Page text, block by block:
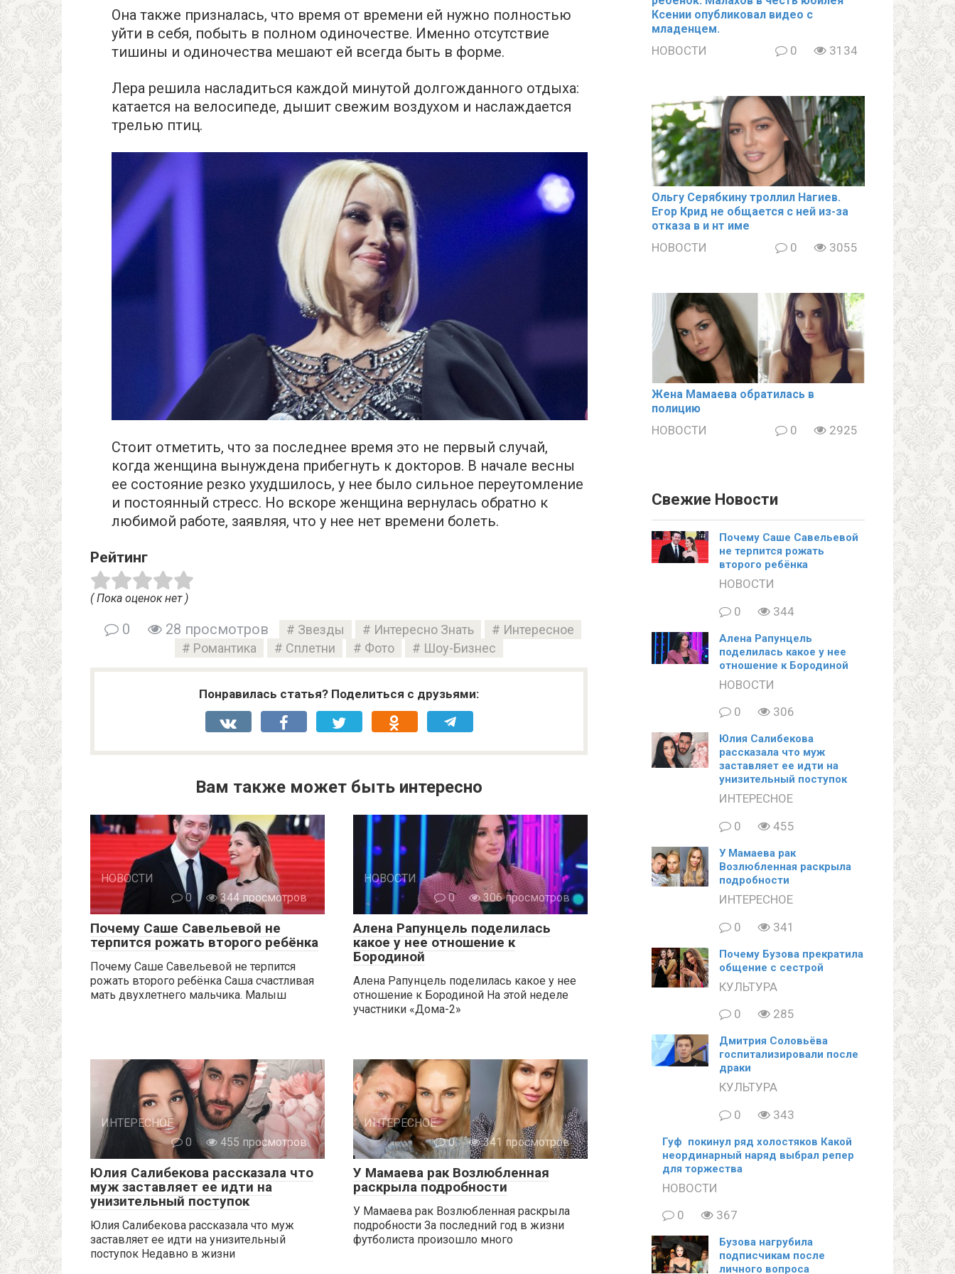
Она также призналась, что время от времени ей нужно полностью
уйти в себя, побыть в полном одиночестве. Именно отсутствие
тишины и одиночества мешают ей всегда быть в форме.
Лера решила насладиться каждой минутой долгожданного отдыха:
катается на велосипеде, дышит свежим воздухом и наслаждается
трелью птиц.
Стоит отметить, что за последнее время это не первый случай,
когда женщина вынуждена прибегнуть к докторов. В начале весны
ее состояние резко ухудшилось, у нее было сильное переутомление
и постоянный стресс. Но вскоре женщина вернулась обратно к
любимой работе, заявляя, что у нее нет времени болеть.
Рейтинг
( Пока оценок нет )
0 28 просмотров Звезды Интересно Знать
Интересное
Романтика
Сплетни Фото Шоу-Бизнес
Понравилась статья? Поделиться с друзьями:
Вам также может быть интересно
НОВОСТИ
0
344 просмотров
Почему Саше Савельевой не
терпится рожать второго ребёнка
Почему Саше Савельевой не терпится
рожать второго ребёнка Саша счастливая
мать двухлетнего мальчика. Малыш
НОВОСТИ
0
306 просмотров
Алена Рапунцель поделилась
какое у нее отношение к
Бородиной
Алена Рапунцель поделилась какое у нее
отношение к Бородиной На этой неделе
участники «Дома-2»
ИНТЕРЕСНОЕ
0
455 просмотров
Юлия Салибекова рассказала что
муж заставляет ее идти на
унизительный поступок
Юлия Салибекова рассказала что муж
заставляет ее идти на унизительный
поступок Недавно в жизни
ИНТЕРЕСНОЕ
0
341 просмотров
У Мамаева рак Возлюбленная
раскрыла подробности
У Мамаева рак Возлюбленная раскрыла
подробности За последний год в жизни
футболиста произошло много
Ксении опубликовал видео с
младенцем.
НОВОСТИ 0 3134
Ольгу Серябкину троллил Нагиев.
Егор Крид не общается с ней из-за
отказа в и нт име
НОВОСТИ 0 3055
Жена Мамаева обратилась в
полицию
НОВОСТИ 0 2925
Свежие Новости
Почему Саше Савельевой
не терпится рожать
второго ребёнка
НОВОСТИ
0
344
Алена Рапунцель
поделилась какое у нее
отношение к Бородиной
НОВОСТИ
0
306
Юлия Салибекова
рассказала что муж
заставляет ее идти на
унизительный поступок
ИНТЕРЕСНОЕ
0
455
У Мамаева рак
Возлюбленная раскрыла
подробности
ИНТЕРЕСНОЕ
0
341
Почему Бузова прекратила
общение с сестрой
КУЛЬТУРА
0
285
Дмитрия Соловьёва
госпитализировали после
драки
КУЛЬТУРА
0
343
Гуф покинул ряд холостяков Какой
неординарный наряд выбрал репер
для торжества
НОВОСТИ
0
367
Бузова нагрубила
подписчикам после
личного вопроса